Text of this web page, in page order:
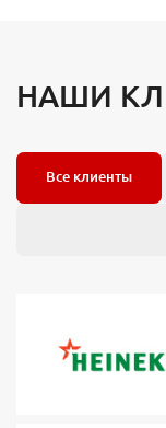
НАШИ
Все клиенты